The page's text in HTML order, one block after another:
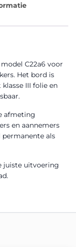
C22a6 voor
Het bord is
III folie en
afmeting
en aannemers
als
juiste uitvoering